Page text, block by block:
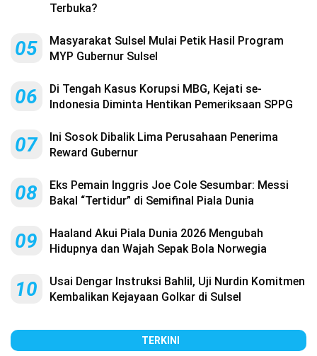
Terbuka?
05
Masyarakat Sulsel Mulai Petik Hasil Program
MYP Gubernur Sulsel
06
Di Tengah Kasus Korupsi MBG, Kejati se-
Indonesia Diminta Hentikan Pemeriksaan SPPG
07
Ini Sosok Dibalik Lima Perusahaan Penerima
Reward Gubernur
08
Eks Pemain Inggris Joe Cole Sesumbar: Messi
Bakal “Tertidur” di Semifinal Piala Dunia
09
Haaland Akui Piala Dunia 2026 Mengubah
Hidupnya dan Wajah Sepak Bola Norwegia
10
Usai Dengar Instruksi Bahlil, Uji Nurdin Komitmen
Kembalikan Kejayaan Golkar di Sulsel
TERKINI